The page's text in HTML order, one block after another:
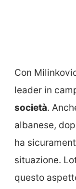
Con
leader in
società.
albanese,
ha
situazione.
questo